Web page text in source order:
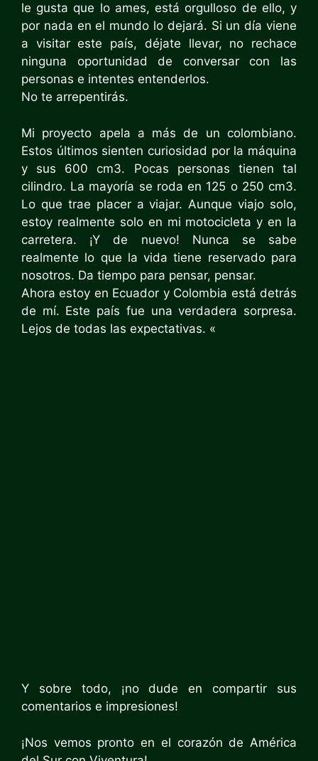
le gusta que lo ames, está orgulloso de ello, y
por nada en el mundo lo dejará. Si un día viene
a visitar este país, déjate llevar, no rechace
ninguna oportunidad de conversar con las
personas e intentes entenderlos.
No te arrepentirás.
Mi proyecto apela a más de un colombiano.
Estos últimos sienten curiosidad por la máquina
y sus 600 cm3. Pocas personas tienen tal
cilindro. La mayoría se roda en 125 o 250 cm3.
Lo que trae placer a viajar. Aunque viajo solo,
estoy realmente solo en mi motocicleta y en la
carretera. ¡Y de nuevo! Nunca se sabe
realmente lo que la vida tiene reservado para
nosotros. Da tiempo para pensar, pensar.
Ahora estoy en Ecuador y Colombia está detrás
de mí. Este país fue una verdadera sorpresa.
Lejos de todas las expectativas. «
Y sobre todo, ¡no dude en compartir sus
comentarios e impresiones!
¡Nos vemos pronto en el corazón de América